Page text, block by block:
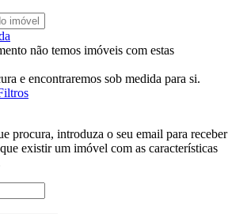
não temos imóveis com estas
e encontraremos sob medida para si.
procura, introduza o seu email para receber
existir um imóvel com as características